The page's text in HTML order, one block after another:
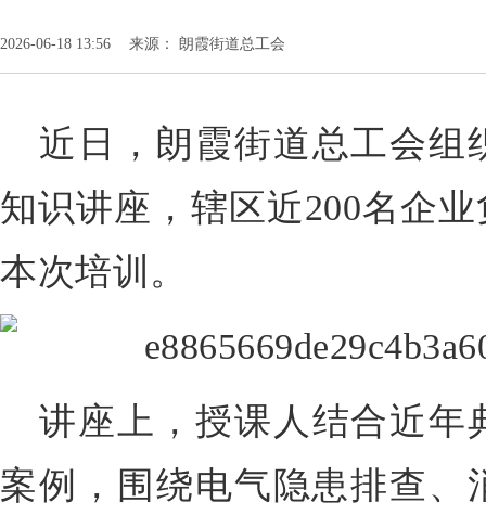
2026-06-18 13:56 来源： 朗霞街道总工会
近日，朗霞街道总工会组
知识讲座，辖区近200名企
本次培训。
讲座上，授课人结合近年
案例，围绕电气隐患排查、